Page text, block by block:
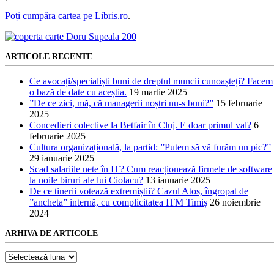
Poți cumpăra cartea pe Libris.ro.
ARTICOLE RECENTE
Ce avocați/specialiști buni de dreptul muncii cunoașteți? Facem
o bază de date cu aceștia. 19 martie 2025
”De ce zici, mă, că managerii noștri nu-s buni?” 15 februarie
2025
Concedieri colective la Betfair în Cluj. E doar primul val? 6
februarie 2025
Cultura organizațională, la partid: ”Putem să vă furăm un pic?”
29 ianuarie 2025
Scad salariile nete în IT? Cum reacționează firmele de software
la noile biruri ale lui Ciolacu? 13 ianuarie 2025
De ce tinerii votează extremiștii? Cazul Atos, îngropat de
”ancheta” internă, cu complicitatea ITM Timiș 26 noiembrie
2024
ARHIVA DE ARTICOLE
Arhiva